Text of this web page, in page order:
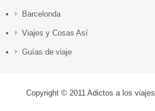
Barcelonda
Viajes y Cosas Así
Guías de viaje
Copyright © 2011 Adictos a los viajes